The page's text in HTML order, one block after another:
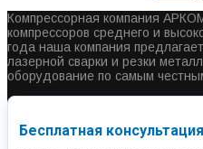
Компрессорная компания
компрессоров среднего и
года наша компания
лазерной сварки и резки
оборудование по самым
Бесплатная консультация